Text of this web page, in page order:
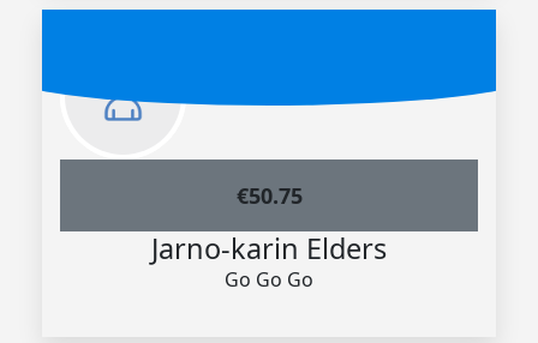
€50.75
Jarno-karin Elders
Go Go Go